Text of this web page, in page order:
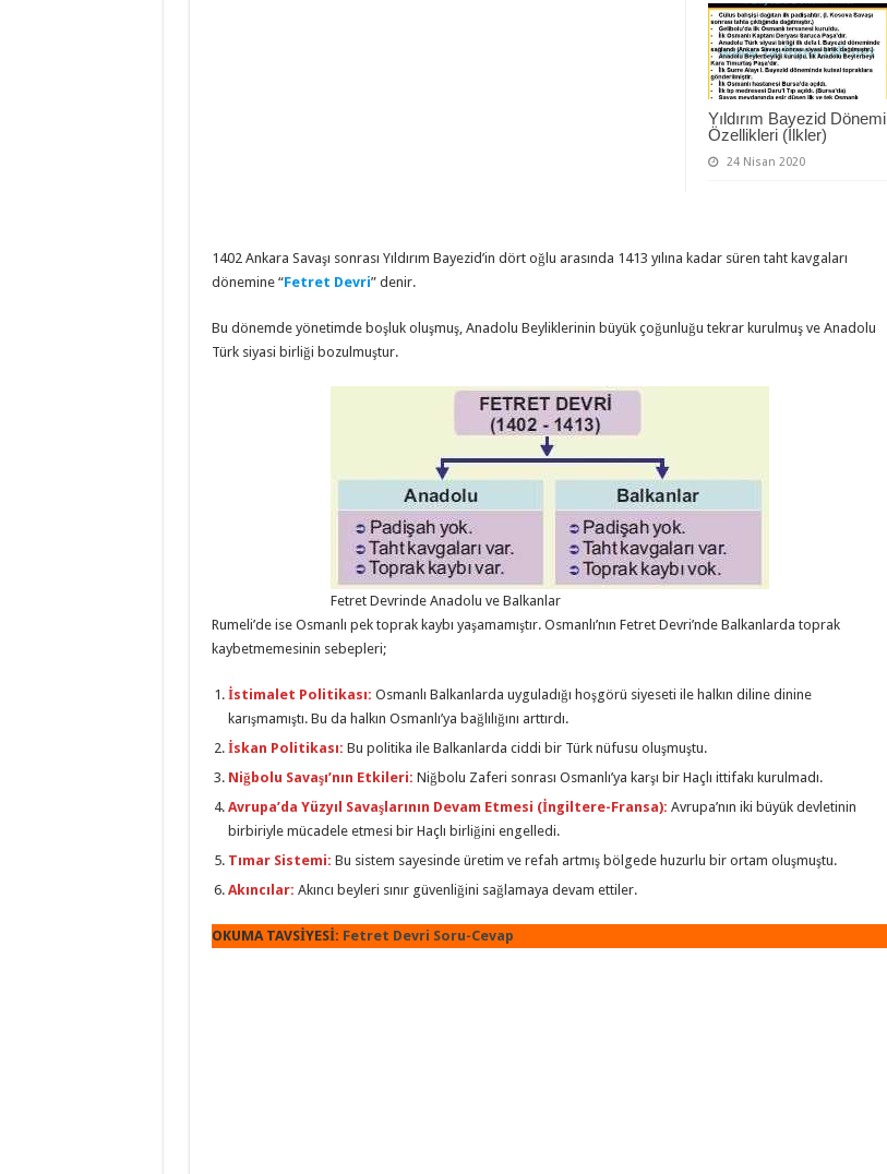
Yıldırım Bayezid Dönemi
Özellikleri (İlkler)
24 Nisan 2020
1402 Ankara Savaşı sonrası Yıldırım Bayezid’in dört oğlu arasında 1413 yılına kadar süren taht kavgaları
dönemine “Fetret Devri” denir.
Bu dönemde yönetimde boşluk oluşmuş, Anadolu Beyliklerinin büyük çoğunluğu tekrar kurulmuş ve Anadolu
Türk siyasi birliği bozulmuştur.
Fetret Devrinde Anadolu ve Balkanlar
Rumeli’de ise Osmanlı pek toprak kaybı yaşamamıştır. Osmanlı’nın Fetret Devri’nde Balkanlarda toprak
kaybetmemesinin sebepleri;
İstimalet Politikası: Osmanlı Balkanlarda uyguladığı hoşgörü siyeseti ile halkın diline dinine
karışmamıştı. Bu da halkın Osmanlı’ya bağlılığını arttırdı.
İskan Politikası: Bu politika ile Balkanlarda ciddi bir Türk nüfusu oluşmuştu.
Niğbolu Savaşı’nın Etkileri: Niğbolu Zaferi sonrası Osmanlı’ya karşı bir Haçlı ittifakı kurulmadı.
Avrupa’da Yüzyıl Savaşlarının Devam Etmesi (İngiltere-Fransa): Avrupa’nın iki büyük devletinin
birbiriyle mücadele etmesi bir Haçlı birliğini engelledi.
Tımar Sistemi: Bu sistem sayesinde üretim ve refah artmış bölgede huzurlu bir ortam oluşmuştu.
Akıncılar: Akıncı beyleri sınır güvenliğini sağlamaya devam ettiler.
OKUMA TAVSİYESİ: Fetret Devri Soru-Cevap